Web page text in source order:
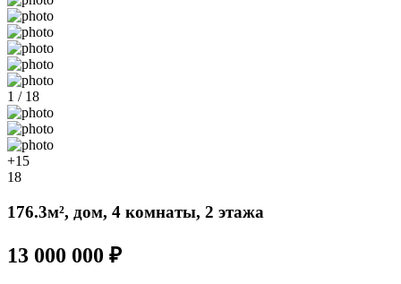
1 / 18
+15
18
176.3м², дом, 4 комнаты, 2 этажа
13 000 000 ₽